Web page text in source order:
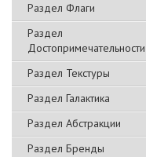
Раздел Флаги
Раздел
Достопримечательности
Раздел Текстуры
Раздел Галактика
Раздел Абстракции
Раздел Бренды